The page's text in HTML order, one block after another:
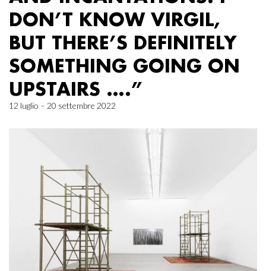
DON’T KNOW VIRGIL,
BUT THERE’S DEFINITELY
SOMETHING GOING ON
UPSTAIRS ….”
12 luglio – 20 settembre 2022